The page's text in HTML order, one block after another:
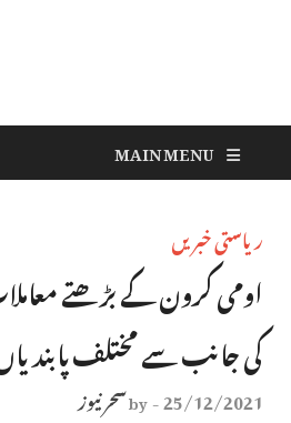
MAIN MENU
ریاستی خبریں
اومی کرون کے بڑھتے
کی جانب سے مختلف
25/12/2021
-
byسحر نیوز